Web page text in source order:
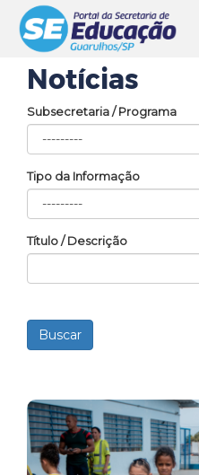
Notícias
Subsecretaria / Programa
Tipo da Informação
Título / Descrição